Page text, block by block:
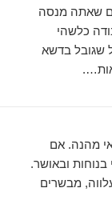
שאתה מנסה
כלשהי
שגובל בדשא
מהנה. אם
ובאושר.
מבשרים